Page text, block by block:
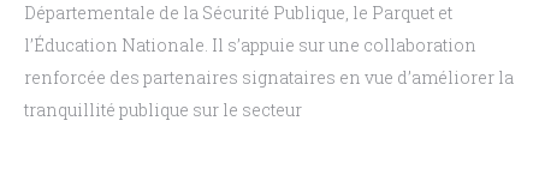
Départementale de la Sécurité Publique, le Parquet et
l’Éducation Nationale. Il s’appuie surune collaboration
renforcée des partenaires signataires en vue d’améliorer la
tranquillité publique sur le secteur